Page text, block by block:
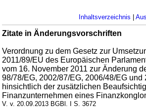
Inhaltsverzeichnis |
Zitate in Änderungsvorschriften
Verordnung zu dem Gesetz zur
2011/89/EU des Europäischen
vom 16. November 2011 zur Änderung
98/78/EG, 2002/87/EG, 2006/48/EG und
hinsichtlich der zusätzlichen
Finanzunternehmen eines
V. v. 20.09.2013 BGBl. I S. 3672